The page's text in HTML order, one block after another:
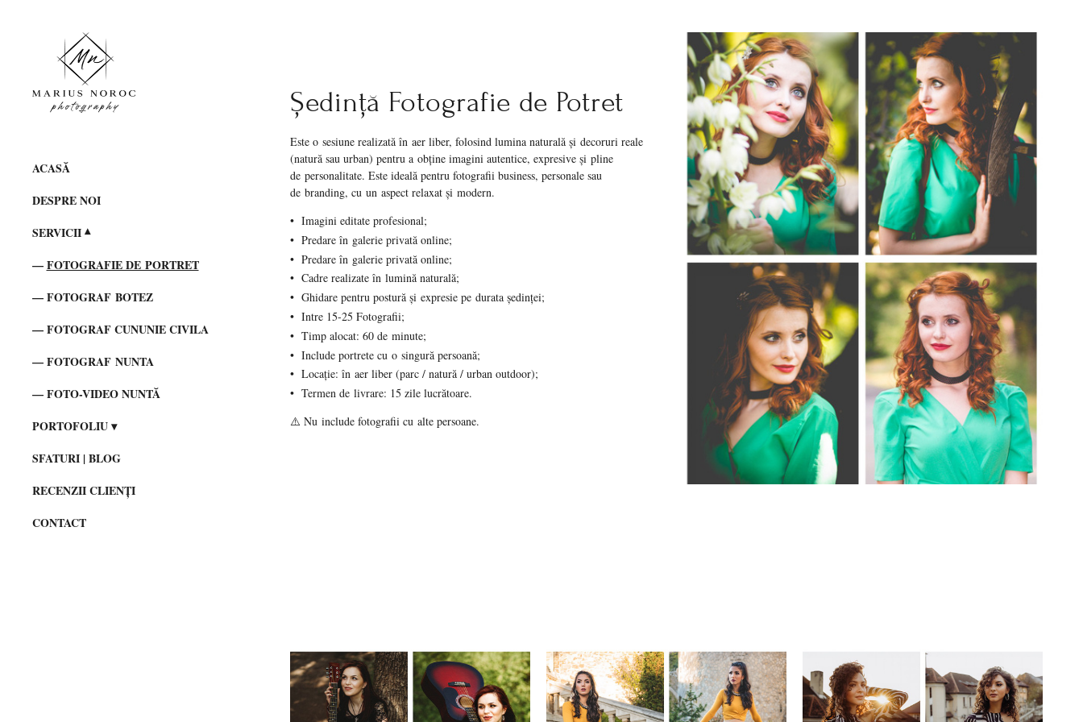
ACASĂ
DESPRE NOI
SERVICII
FOTOGRAFIE DE PORTRET
FOTOGRAF BOTEZ
FOTOGRAF CUNUNIE CIVILA
FOTOGRAF NUNTA
FOTO-VIDEO NUNTĂ
PORTOFOLIU
SFATURI | BLOG
RECENZII CLIENȚI
CONTACT
Ședință Fotografie de Potret
Este o sesiune realizată în aer liber, folosind lumina naturală și decoruri reale
(natură sau urban) pentru a obține imagini autentice, expresive și pline
de personalitate. Este ideală pentru fotografii business, personale sau
de branding, cu un aspect relaxat și modern.
Imagini editate profesional;
Predare în galerie privată online;
Predare în galerie privată online;
Cadre realizate în lumină naturală;
Ghidare pentru postură și expresie pe durata ședinței;
Intre 15-25 Fotografii;
Timp alocat: 60 de minute;
Include portrete cu o singură persoană;
Locație: în aer liber (parc / natură / urban outdoor);
Termen de livrare: 15 zile lucrătoare.
⚠️ Nu include fotografii cu alte persoane.